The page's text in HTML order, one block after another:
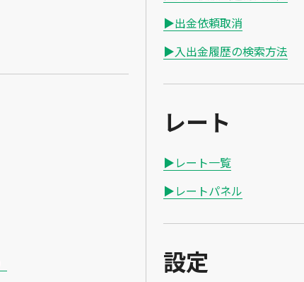
▶出金依頼取消
▶入出金履歴の検索方法
レート
▶レート一覧
▶レートパネル
設定